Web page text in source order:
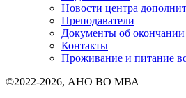
Новости центра
Преподаватели
Документы об окончании
Контакты
Проживание и питание
©2022-2026, АНО ВО МВА